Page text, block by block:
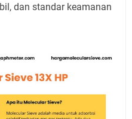
dan standar keamanan